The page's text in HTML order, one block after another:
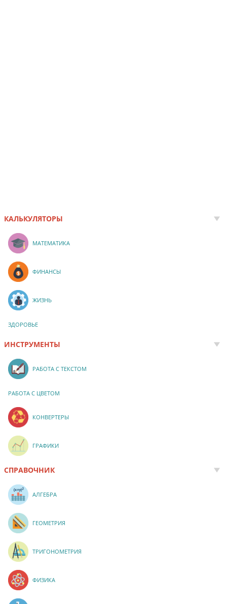
КАЛЬКУЛЯТОРЫ
МАТЕМАТИКА
ФИНАНСЫ
ЖИЗНЬ
ЗДОРОВЬЕ
ИНСТРУМЕНТЫ
РАБОТА С ТЕКСТОМ
РАБОТА С ЦВЕТОМ
КОНВЕРТЕРЫ
ГРАФИКИ
СПРАВОЧНИК
АЛГЕБРА
ГЕОМЕТРИЯ
ТРИГОНОМЕТРИЯ
ФИЗИКА